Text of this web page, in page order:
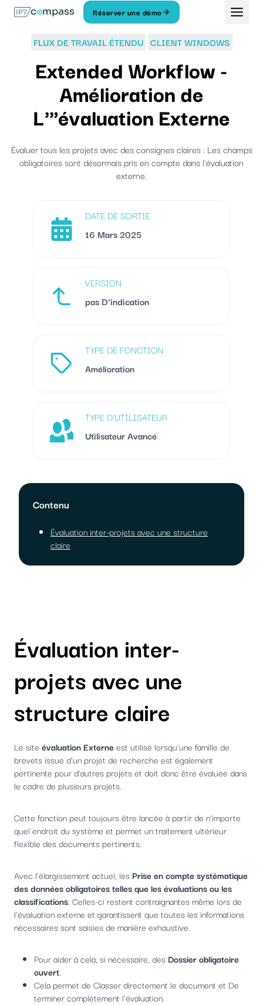
Aller
Réserver une démo
FLUX DE TRAVAIL ÉTENDU CLIENT WINDOWS
Extended Workflow -
Amélioration de
L'"évaluation Externe
Évaluer tous les projets avec des consignes claires : Les champs
obligatoires sont désormais pris en compte dans l'évaluation
externe.
DATE DE SORTIE
16 Mars 2025
VERSION
pas D'indication
TYPE DE FONCTION
Amélioration
TYPE D'UTILISATEUR
Utilisateur Avancé
Contenu
Évaluation inter-projets avec une structure
claire
Évaluation inter-
projets avec une
structure claire
Le site évaluation Externeest utilisé lorsqu'une famille de
brevets issue d'un projet de recherche est également
pertinente pour d'autres projets et doit donc être évaluée dans
le cadre de plusieurs projets.
Cette fonction peut toujours être lancée à partir de n'importe
quel endroit du système et permet un traitement ultérieur
flexible des documents pertinents.
Avec l'élargissement actuel, les Prise en compte systématique
des données obligatoires telles que les évaluations ou les
classifications. Celles-ci restent contraignantes même lors de
l'évaluation externe et garantissent que toutes les informations
nécessaires sont saisies de manière exhaustive.
Pour aider à cela, si nécessaire, des Dossier obligatoire
ouvert.
Cela permet de Classer directement le document et De
terminer complètement l'évaluation.